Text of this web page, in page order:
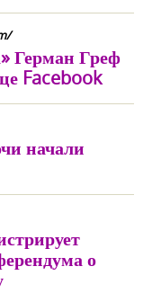
Герман Греф
Facebook
начали
о